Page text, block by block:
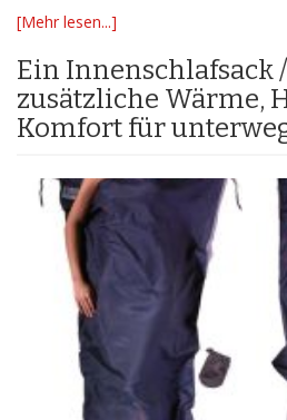
[Mehr lesen...]
Ein Innenschlafsack
zusätzliche Wärme,
Komfort für